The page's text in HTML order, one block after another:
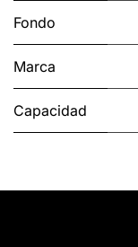
Fondo
Marca
Capacidad